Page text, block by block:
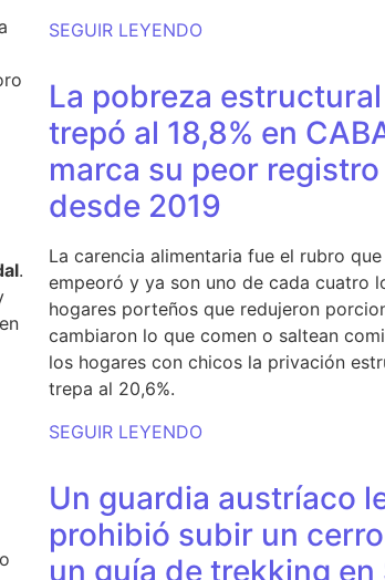
.
SEGUIR LEYENDO
La pobreza estructural
trepó al 18,8% en
marca su peor registro
desde 2019
La carencia alimentaria fue el rubro
empeoró y ya son uno de cada cuatro
hogares porteños que redujeron
cambiaron lo que comen o saltean
los hogares con chicos la privación
trepa al 20,6%.
SEGUIR LEYENDO
Un guardia austríaco
prohibió subir un
un guía de trekking en